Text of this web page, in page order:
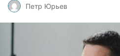
Петр Юрьев